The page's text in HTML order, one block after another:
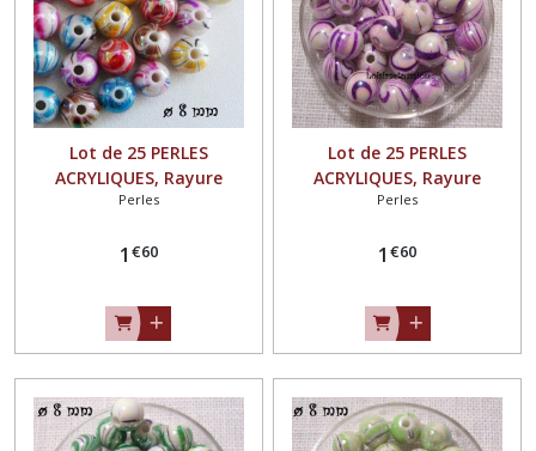
Lot de 25 PERLES
ACRYLIQUES, Rayure
marbré, MULTICOLORE ** 8
Perles
1 €60
Lot de 25 PERLES
ACRYLIQUES, Rayure
marbré, VIOLINE ** 8 mm
Perles
1 €60